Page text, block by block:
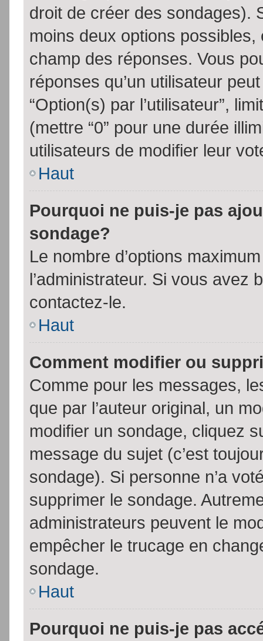
droit de créer des sondages).
moins deux options
champ des réponses. Vous
réponses qu’un utilisateur
“Option(s) par l’utilisateur”,
(mettre “0” pour une durée
utilisateurs de modifier leur
Haut
Pourquoi ne puis-je pas
sondage?
Le nombre d’options
l’administrateur. Si vous avez
contactez-le.
Haut
Comment modifier ou
Comme pour les messages,
que par l’auteur original, un
modifier un sondage, cliquez
message du sujet (c’est
sondage). Si personne n’a
supprimer le sondage.
administrateurs peuvent le
empêcher le trucage en
sondage.
Haut
Pourquoi ne puis-je pas